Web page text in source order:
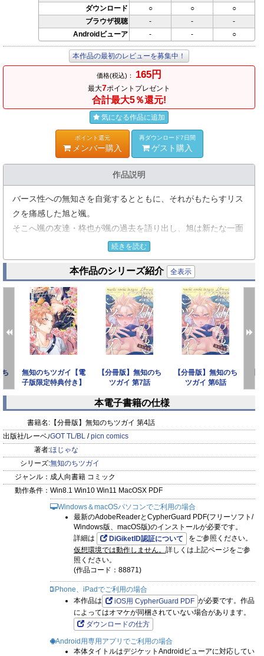
ダウンロード ○ ○
○
ブラウザ視聴
- -
-
Androidビューア
- - ○
本作品の最初のレビューを募集中！
価格(税込)： 165円
最大7ポイントプレゼント
合計最大5％還元!
気になる作品に追加
ポイント還元
メンバー購入
再ダウンロード7日間
ゲスト購入
作品説明
バース性への無知さを自覚するとともに、それがもたらすリス
クを痛感した旭と颯。
そこへ颯の友達・柊也が颯の過去を語り出し、旭は新たな一面
を知り無自覚のうちに胸がいっぱいになる。
一方、颯は二人が「運命の番」でなかった場合に未来ある旭が
辛い思いをするのではないかと考え、関係性の変化を前に尻込
みしてしまう。
恋愛感情に無自覚の旭と、旭を傷つけたくない颯。二人は新た
な一歩を踏み出すことができるのか──。
※ 「comic picn vol.41」収録作品
続きを読む
本作品のシリーズ紹介 全表示
ち
無知のちツガイ【電
子版限定特典付き】
【分冊版】無知のち
ツガイ 第7話
【分冊版】無知のち
ツガイ 第6話
prev next
本電子書籍の仕様
書籍名: 【分冊版】無知のちツガイ 第4話
出版社/レーベル:GOT TL/BL /picn comics
著者:ほじゃな
シリーズ:無知のちツガイ
ジャンル： 成人向書籍 コミック
動作条件： Win8.1 Win10 Win11 MacOSX PDF
Windows＆macOSパソコンでご利用の場合
最新のAdobeReaderとCypherGuard PDF(フリーソフト/
Windows版、macOS版)のインストールが必要です。
詳細は
DiGiketID認証について
をご参照ください。
仮想環境では動作しません。 詳しくは上記ページをご参
照ください。
(作品コード：88871)
iPhone、iPadでご利用の場合
本作品は
iOS用 CypherGuard PDF が必要です。作品
によってはオマケが同梱されていない場合があります。
ダウンロードの仕方
Android用専用アプリでご利用の場合
本体タイトルはデジケットAndroidビューアに対応してい